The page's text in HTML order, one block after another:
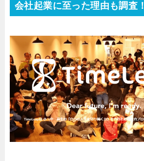
会社起業に至った理由も調査！